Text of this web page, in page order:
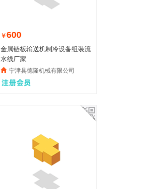
￥600
金属链板输送机制冷设备组装流
水线厂家
宁津县德隆机械有限公司